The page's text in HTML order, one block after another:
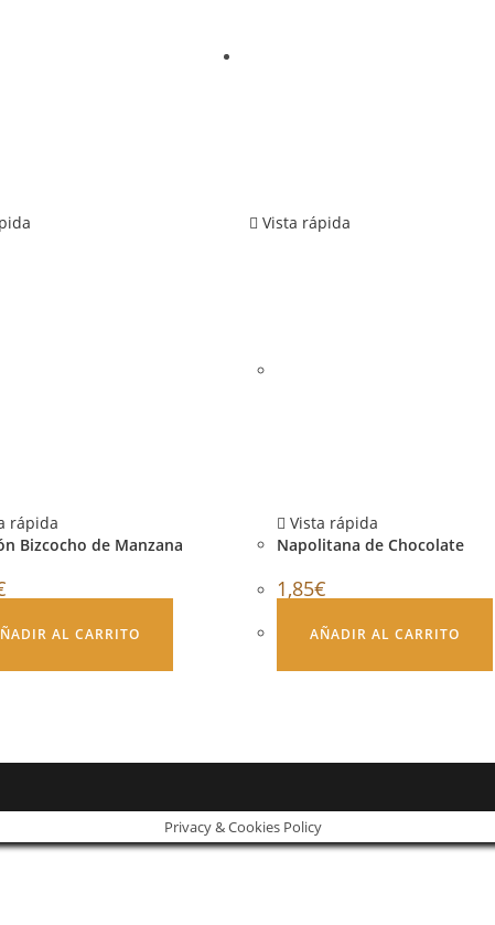
rápida
Bizcocho de Manzana
AL CARRITO
Vista rápida
Vista rápida
Napolitana de Chocolate
1,85€
AÑADIR AL CARRITO
Privacy & Cookies Policy